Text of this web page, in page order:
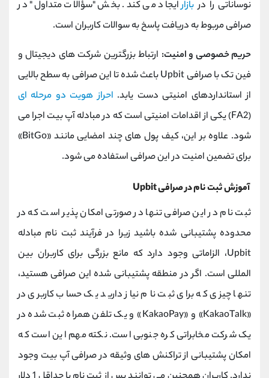
نوساناتی را دربازارایجاد می کند. بخش "سؤالات متداول" در
صرافی مربوط به دریافت پاسخ به سوالات کاربران است.
حریم خصوصی و امنیت: ارتباط بزرگترین شرکت های دیجیتال و
فین تک با صرافی Upbit باعث شده تا این صرافی به سطح بالایی
از استانداردهای امنیتی دست یابد. احراز هویت دو مرحله ای
(FA2) یکی از اقدامات امنیتی است که در مبادله آپ بیت اجرا می
شود. علاوه بر این، کیف پول های چند امضایی مانند «BitGo»
برای تضمین امنیت در این صرافی استفاده می شود.
آموزش ثبت نام در صرافی Upbit
ثبت نام در این صرافی تنها در صورتی امکان پذیر است که در
محدوده پشتیبانی شده باشید زیرا در فرآیند ثبت نام مبادله
Upbit، الزاماتی وجود دارد که مانع بزرگی برای کاربران بین
المللی است. اگر در منطقه پشتیبانی شده این صرافی هستید،
تنها چیزی که برای ثبت نام نیاز دارید یک حساب کاربری در
«KakaoTalk» و «KakaoPay» و یک تلفن همراه ثبت شده در
یک شرکت مخابراتی کره جنوبی است. نکته مهم این است که
امکان پشتیبانی از تراکنش های وثیقه در صرافی آپ بیت وجود